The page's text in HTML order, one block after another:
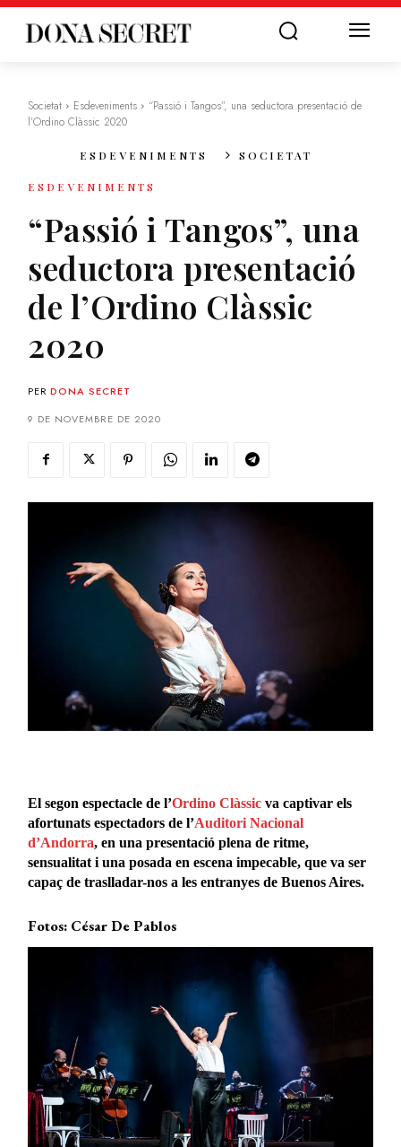
Societat Esdeveniments
“Passió i Tangos”, una seductora presentació de
l’Ordino Clàssic 2020
ESDEVENIMENTS SOCIETAT
ESDEVENIMENTS
“Passió i Tangos”, una
seductora presentació
de l’Ordino Clàssic
2020
PER DONA SECRET
9 DE NOVEMBRE DE 2020
El segon espectacle de l’Ordino Clàssic va captivar els
afortunats espectadors de l’Auditori Nacional
d’Andorra, en una presentació plena de ritme,
sensualitat i una posada en escena impecable, que va ser
capaç de traslladar-nos a les entranyes de Buenos Aires.
Fotos: César De Pablos